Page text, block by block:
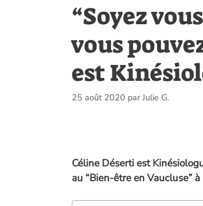
“Soyez
vous
est
25 août 2020 par Julie G.
Céline Déserti est
au “Bien-être en Vaucluse”